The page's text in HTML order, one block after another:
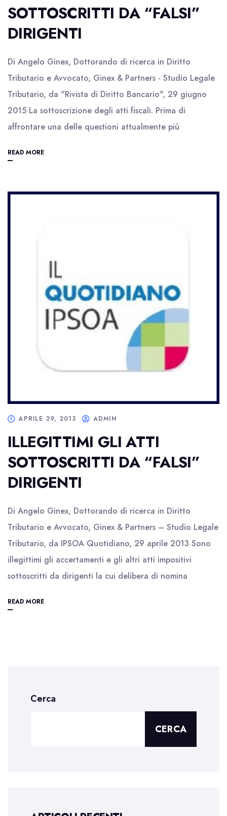
SOTTOSCRITTI DA “FALSI”
DIRIGENTI
Di Angelo Ginex, Dottorando di ricerca in Diritto
Tributario e Avvocato, Ginex & Partners - Studio Legale
Tributario, da "Rivista di Diritto Bancario", 29 giugno
2015 La sottoscrizione degli atti fiscali. Prima di
affrontare una delle questioni attualmente più
READ MORE
APRILE 29, 2013 ADMIN
ILLEGITTIMI GLI ATTI
SOTTOSCRITTI DA “FALSI”
DIRIGENTI
Di Angelo Ginex, Dottorando di ricerca in Diritto
Tributario e Avvocato, Ginex & Partners – Studio Legale
Tributario, da IPSOA Quotidiano, 29 aprile 2013 Sono
illegittimi gli accertamenti e gli altri atti impositivi
sottoscritti da dirigenti la cui delibera di nomina
READ MORE
Cerca
CERCA